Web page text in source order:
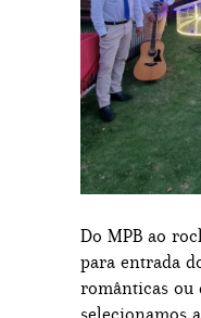
Do MPB ao
para entrada
românticas ou
selecionamos